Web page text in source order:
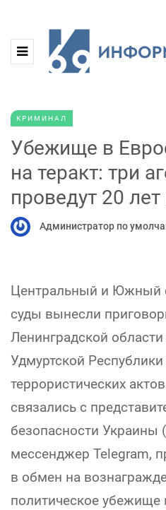
КРИМИНАЛ
Убежище в
на теракт: три
проведут 20
Администратор по
Центральный и Южный
суды вынесли
Ленинградской
Удмуртской Республики
террористических
связались с
безопасности Украины
мессенджер Telegram,
в обмен на
политическое убежище